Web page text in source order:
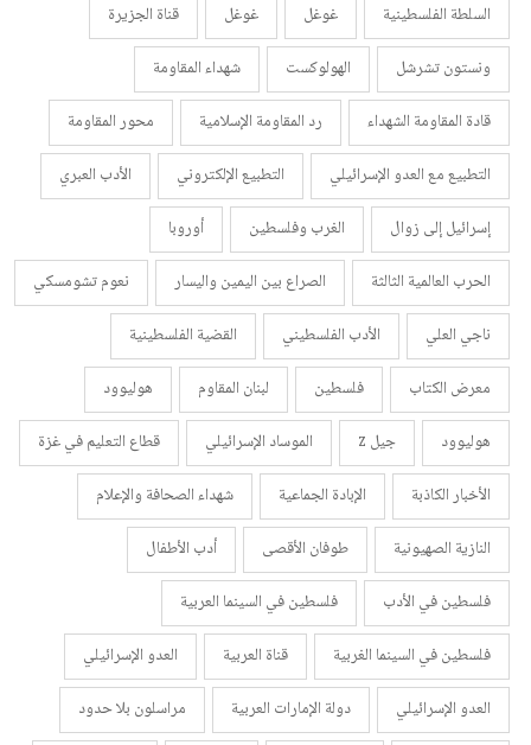
السلطة الفلسطينية
غوغل غوغل
قناة الجزيرة
ونستون تشرشل
الهولوكست
شهداء المقاومة
قادة المقاومة الشهداء
رد المقاومة الإسلامية
محور المقاومة
التطبيع مع العدو الإسرائيلي
التطبيع الإلكتروني
الأدب العبري
إسرائيل إلى زوال
الغرب وفلسطين
أوروبا
الحرب العالمية الثالثة
الصراع بين اليمين واليسار
نعوم تشومسكي
ناجي العلي
الأدب الفلسطيني
القضية الفلسطينية
معرض الكتاب
فلسطين لبنان المقاوم
هوليوود
هوليوود
جيل z الموساد الإسرائيلي
قطاع التعليم في غزة
الأخبار الكاذبة
الإبادة الجماعية
شهداء الصحافة والإعلام
النازية الصهيونية
طوفان الأقصى
أدب الأطفال
فلسطين في الأدب
فلسطين في السينما العربية
فلسطين في السينما الغربية
قناة العربية
العدو الإسرائيلي
العدو الإسرائيلي
دولة الإمارات العربية
مراسلون بلا حدود